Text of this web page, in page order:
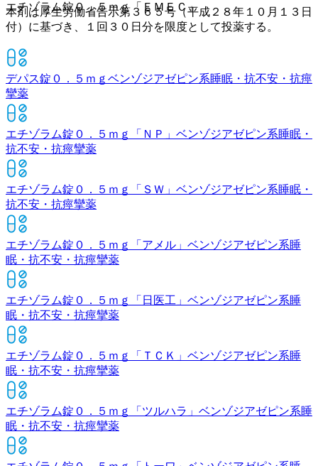
エチゾラム錠０．５ｍｇ「ＥＭＥＣ」
本剤は厚生労働省告示第３６５号（平成２８年１０月１３日
付）に基づき、１回３０日分を限度として投薬する。
デパス錠０．５ｍｇ ベンゾジアゼピン系睡眠・抗不安・抗痙
攣薬
エチゾラム錠０．５ｍｇ「ＮＰ」 ベンゾジアゼピン系睡眠・
抗不安・抗痙攣薬
エチゾラム錠０．５ｍｇ「ＳＷ」 ベンゾジアゼピン系睡眠・
抗不安・抗痙攣薬
エチゾラム錠０．５ｍｇ「アメル」 ベンゾジアゼピン系睡
眠・抗不安・抗痙攣薬
エチゾラム錠０．５ｍｇ「日医工」 ベンゾジアゼピン系睡
眠・抗不安・抗痙攣薬
エチゾラム錠０．５ｍｇ「ＴＣＫ」 ベンゾジアゼピン系睡
眠・抗不安・抗痙攣薬
エチゾラム錠０．５ｍｇ「ツルハラ」 ベンゾジアゼピン系睡
眠・抗不安・抗痙攣薬